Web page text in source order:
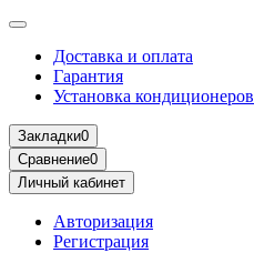
Доставка и оплата
Гарантия
Установка кондиционеров
Закладки0
Сравнение0
Личный кабинет
Авторизация
Регистрация